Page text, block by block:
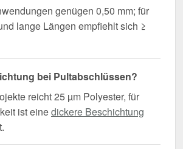
genügen 0,50 mm; für
lange Längen empfiehlt sich ≥
bei Pultabschlüssen?
reicht 25 µm Polyester, für
ist einedickere Beschichtung